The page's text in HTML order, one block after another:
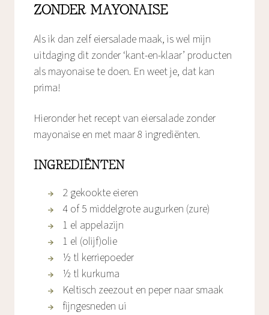
ZONDER MAYONAISE
Als ik dan zelf eiersalade maak, is wel mijn
uitdaging dit zonder ‘kant-en-klaar’ producten
als mayonaise te doen. En weet je, dat kan
prima!
Hieronder het recept van eiersalade zonder
mayonaise en met maar 8 ingrediënten.
INGREDIËNTEN
2 gekookte eieren
4 of 5 middelgrote augurken (zure)
1 el appelazijn
1 el (olijf)olie
½ tl kerriepoeder
½ tl kurkuma
Keltisch zeezout en peper naar smaak
fijngesneden ui